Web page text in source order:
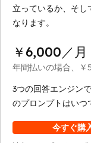
立っているか、そ
なります。
￥6,000／月
年間払いの場合、 ￥
3つの回答エンジン
のプロンプトはいつ
今すぐ購